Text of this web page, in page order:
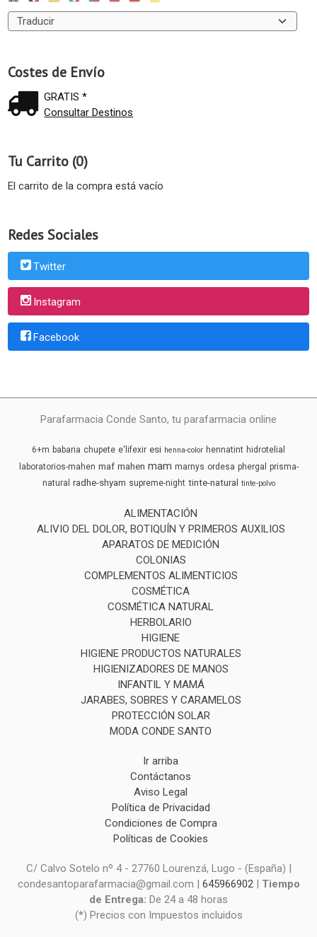
Costes de Envío
GRATIS *
Consultar Destinos
Tu Carrito (0)
El carrito de la compra está vacío
Redes Sociales
Twitter
Instagram
Facebook
Parafarmacia Conde Santo, tu parafarmacia online
6+m babaria chupete e'lifexir esi henna-color hennatint hidrotelial
laboratorios-mahen maf mahen mam marnys ordesa phergal prisma-
natural radhe-shyam supreme-night tinte-natural tinte-polvo
ALIMENTACIÓN
ALIVIO DEL DOLOR, BOTIQUÍN Y PRIMEROS AUXILIOS
APARATOS DE MEDICIÓN
COLONIAS
COMPLEMENTOS ALIMENTICIOS
COSMÉTICA
COSMÉTICA NATURAL
HERBOLARIO
HIGIENE
HIGIENE PRODUCTOS NATURALES
HIGIENIZADORES DE MANOS
INFANTIL Y MAMÁ
JARABES, SOBRES Y CARAMELOS
PROTECCIÓN SOLAR
MODA CONDE SANTO
Ir arriba
Contáctanos
Aviso Legal
Política de Privacidad
Condiciones de Compra
Políticas de Cookies
C/ Calvo Sotelo nº 4 - 27760 Lourenzá, Lugo - (España) |
condesantoparafarmacia@gmail.com | 645966902 | Tiempo
de Entrega: De 24 a 48 horas
(*) Precios con Impuestos incluidos